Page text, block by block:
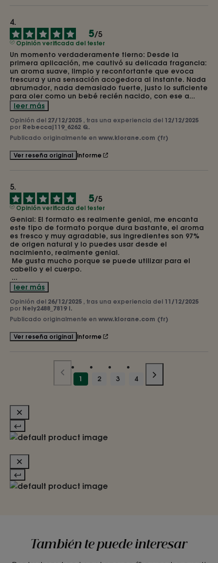
5/5
Opinión verificada del tester
Un momento verdaderamente tierno: Desde la
primera aplicación, me cautivó su delicada fragancia:
un aroma suave, limpio y reconfortante que evoca
frescura y una sensación acogedora al instante. Nada
abrumador, nada demasiado fuerte, justo lo suficiente
para oler como un bebé recién nacido, con ese a...
leer más
Opinión del 27/12/2025 , tras una experiencia del 12/12/2025
por Rebeccaj119_6262 Q.
Publicado originalmente en www.klorane.com (fr)
Ver reseña original Informe
5/5
Opinión verificada del tester
Genial: El formato es realmente genial, me encanta
este tipo de formato porque dura bastante, el aroma
es fresco y muy agradable, sus ingredientes son 97%
de origen natural y lo puedes usar desde el
nacimiento, realmente genial.
cabello y el cuerpo.
...
leer más
Opinión del 26/12/2025 , tras una experiencia del 11/12/2025
por Nely2488_7819 I.
Publicado originalmente en www.klorane.com (fr)
Ver reseña original Informe
1 2 3 4
También te puede interesar